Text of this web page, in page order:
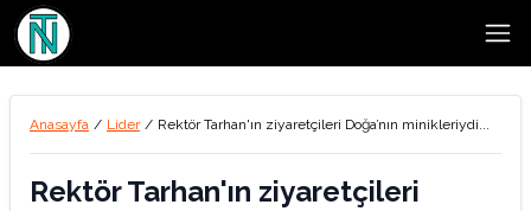
Anasayfa / Lider / Rektör Tarhan'ın ziyaretçileri Doğa’nın minikleriydi...
Rektör Tarhan'ın ziyaretçileri